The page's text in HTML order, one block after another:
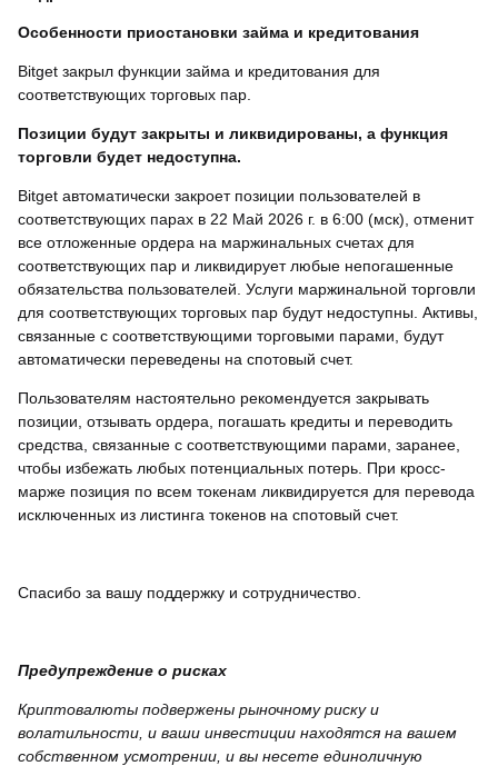
Особенности приостановки займа и кредитования
Bitget закрыл функции займа и кредитования для
соответствующих торговых пар.
Позиции будут закрыты и ликвидированы, а функция
торговли будет недоступна.
Bitget автоматически закроет позиции пользователей в
соответствующих парах в 22 Май 2026 г. в 6:00 (мск), отменит
все отложенные ордера на маржинальных счетах для
соответствующих пар и ликвидирует любые непогашенные
обязательства пользователей. Услуги маржинальной торговли
для соответствующих торговых пар будут недоступны. Активы,
связанные с соответствующими торговыми парами, будут
автоматически переведены на спотовый счет.
Пользователям настоятельно рекомендуется закрывать
позиции, отзывать ордера, погашать кредиты и переводить
средства, связанные с соответствующими парами, заранее,
чтобы избежать любых потенциальных потерь. При кросс-
марже позиция по всем токенам ликвидируется для перевода
исключенных из листинга токенов на спотовый счет.
Спасибо за вашу поддержку и сотрудничество.
Предупреждение о рисках
Криптовалюты подвержены рыночному риску и
волатильности, и ваши инвестиции находятся на вашем
собственном усмотрении, и вы несете единоличную